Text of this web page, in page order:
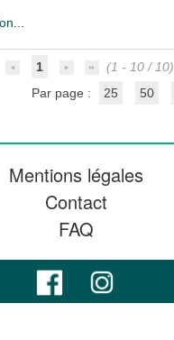
1
(1 - 10 / 10)
Par page :
25 50
Mentions légales
Contact
FAQ